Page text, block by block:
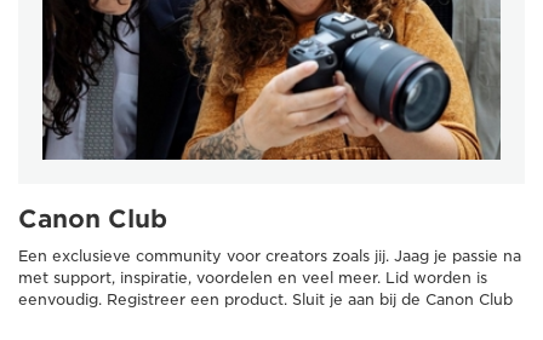
Canon Club
Een exclusieve community voor creators zoals jij. Jaag je passie na
met support, inspiratie, voordelen en veel meer. Lid worden is
eenvoudig. Registreer een product. Sluit je aan bij de Canon Club